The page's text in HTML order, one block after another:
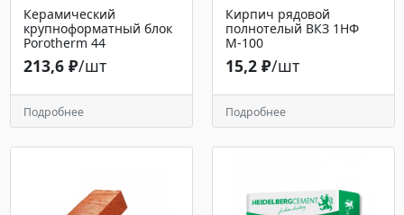
Керамический
крупноформатный блок
Porotherm 44
213,6 ₽/шт
Подробнее
Кирпич рядовой
полнотелый ВКЗ 1НФ
М-100
15,2 ₽/шт
Подробнее